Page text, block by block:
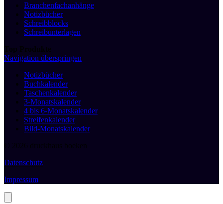
Branchenfachanhänge
Notizbücher
Schreibblocks
Schreibunterlagen
Top Produkte
Navigation überspringen
Notizbücher
Buchkalender
Taschenkalender
3-Monatskalender
4 bis 6-Monatskalender
Streifenkalender
Bild-Monatskalender
© 2026 druckhaus boeken
Datenschutz
Impressum